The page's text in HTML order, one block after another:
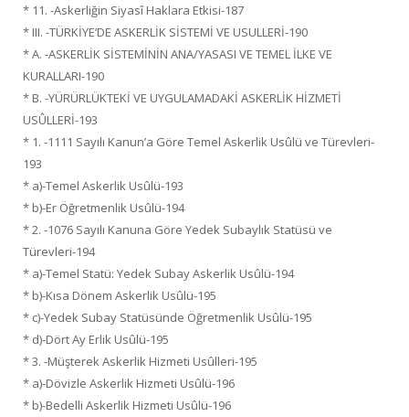
* 11. -Askerliğin Siyasî Haklara Etkisi-187
* III. -TÜRKİYE’DE ASKERLİK SİSTEMİ VE USULLERİ-190
* A. -ASKERLİK SİSTEMİNİN ANA/YASASI VE TEMEL İLKE VE
KURALLARI-190
* B. -YÜRÜRLÜKTEKİ VE UYGULAMADAKİ ASKERLİK HİZMETİ
USÛLLERİ-193
* 1. -1111 Sayılı Kanun’a Göre Temel Askerlik Usûlü ve Türevleri-
193
* a)-Temel Askerlik Usûlü-193
* b)-Er Öğretmenlik Usûlü-194
* 2. -1076 Sayılı Kanuna Göre Yedek Subaylık Statüsü ve
Türevleri-194
* a)-Temel Statü: Yedek Subay Askerlik Usûlü-194
* b)-Kısa Dönem Askerlik Usûlü-195
* c)-Yedek Subay Statüsünde Öğretmenlik Usûlü-195
* d)-Dört Ay Erlik Usûlü-195
* 3. -Müşterek Askerlik Hizmeti Usûlleri-195
* a)-Dövizle Askerlik Hizmeti Usûlü-196
* b)-Bedelli Askerlik Hizmeti Usûlü-196